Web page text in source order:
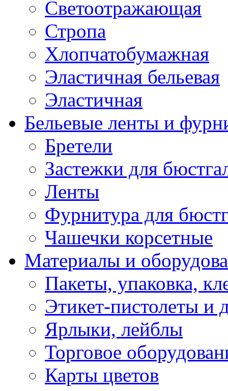
Светоотражающая
Стропа
Хлопчатобумажная
Эластичная бельевая
Эластичная
Бельевые ленты и
Бретели
Застежки для
Ленты
Фурнитура для
Чашечки корсетные
Материалы и
Пакеты, упаковка,
Этикет-пистолеты и
Ярлыки, лейблы
Торговое
Карты цветов